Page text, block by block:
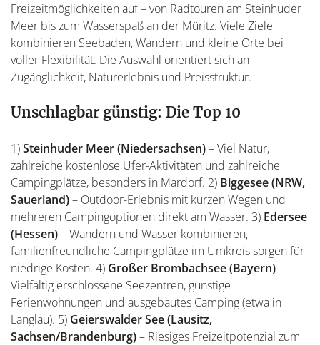
Freizeitmöglichkeiten auf – von Radtouren am Steinhuder
Meer bis zum Wasserspaß an der Müritz. Viele Ziele
kombinieren Seebaden, Wandern und kleine Orte bei
voller Flexibilität. Die Auswahl orientiert sich an
Zugänglichkeit, Naturerlebnis und Preisstruktur.
Unschlagbar günstig: Die Top 10
1)Steinhuder Meer (Niedersachsen)– Viel Natur,
zahlreiche kostenlose Ufer-Aktivitäten und zahlreiche
Campingplätze, besonders in Mardorf. 2) Biggesee (NRW,
Sauerland)– Outdoor-Erlebnis mit kurzen Wegen und
mehreren Campingoptionen direkt am Wasser. 3) Edersee
(Hessen)– Wandern und Wasser kombinieren,
familienfreundliche Campingplätze im Umkreis sorgen für
niedrige Kosten. 4) Großer Brombachsee (Bayern)–
Vielfältig erschlossene Seezentren, günstige
Ferienwohnungen und ausgebautes Camping (etwa in
Langlau). 5) Geierswalder See (Lausitz,
Sachsen/Brandenburg)– Riesiges Freizeitpotenzial zum